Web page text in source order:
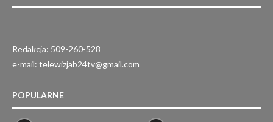
Redakcja: 509-260-528
e-mail: telewizjab24tv@gmail.com
POPULARNE